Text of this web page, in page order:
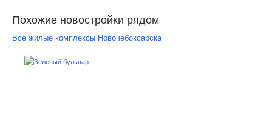
Похожие новостройки рядом
Все жилые комплексы Новочебоксарска